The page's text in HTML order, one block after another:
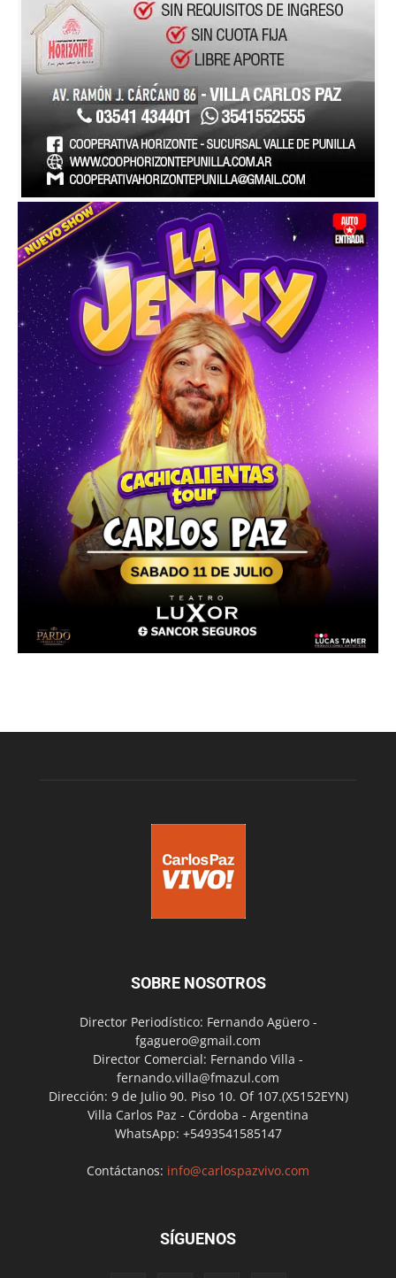
SOBRE NOSOTROS
Director Periodístico: Fernando Agüero -
fgaguero@gmail.com
Director Comercial: Fernando Villa -
fernando.villa@fmazul.com
Dirección: 9 de Julio 90. Piso 10. Of 107.(X5152EYN)
Villa Carlos Paz - Córdoba - Argentina
WhatsApp: +5493541585147
Contáctanos: info@carlospazvivo.com
SÍGUENOS